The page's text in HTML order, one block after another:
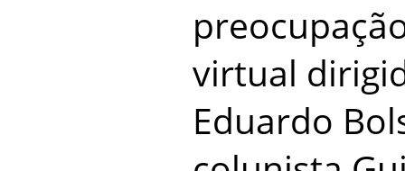
virtual
Eduardo